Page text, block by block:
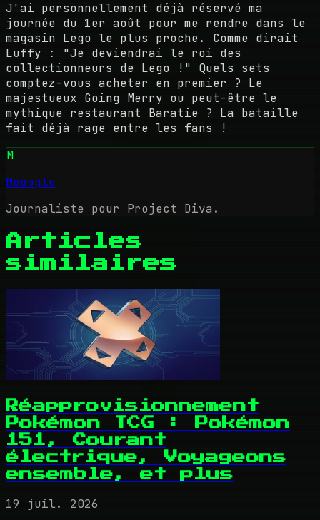
J'ai personnellement déjà réservé ma
journée du 1er août pour me rendre dans le
magasin Lego le plus proche. Comme dirait
Luffy : "Je deviendrai le roi des
collectionneurs de Lego !" Quels sets
comptez-vous acheter en premier ? Le
majestueux Going Merry ou peut-être le
mythique restaurant Baratie ? La bataille
fait déjà rage entre les fans !
M
Mooogle
Journaliste pour Project Diva.
Articles
similaires
Réapprovisionnement
Pokémon TCG : Pokémon
151, Courant
électrique, Voyageons
ensemble, et plus
19 juil. 2026